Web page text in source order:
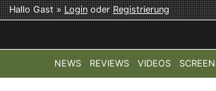
Hallo Gast »LoginoderRegistrierung
NEWS REVIEWS VIDEOS
TOP-THEMEN: COD: MODERN WARFARE